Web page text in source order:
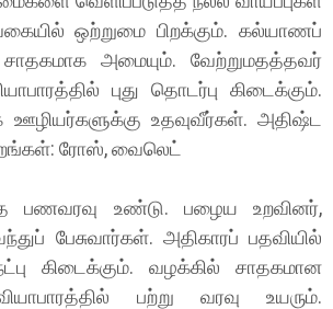
ஒற்றுமை பிறக்கும். கல்யாணப்
அமையும். வேற்றுமதத்தவர்
புது தொடர்பு கிடைக்கும்.
உதவுவீர்கள். அதிஷ்ட
ரோஸ், வைலெட்
பணவரவு உண்டு. பழைய உறவினர்,
பேசுவார்கள். அதிகாரப் பதவியில்
கிடைக்கும். வழக்கில் சாதகமான
பற்று வரவு உயரும்.